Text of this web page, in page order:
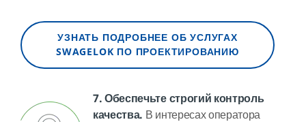
УЗНАТЬ ПОДРОБНЕЕ ОБ УСЛУГАХ
SWAGELOK ПО ПРОЕКТИРОВАНИЮ
7. Обеспечьте строгий контроль
качества. В интересах оператора